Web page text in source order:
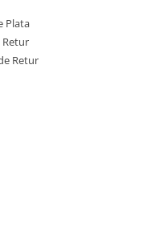
Plata
Retur
Retur